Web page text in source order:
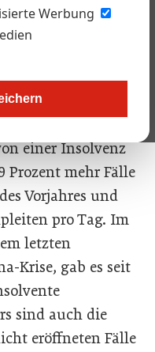
Werbung
legen leicht zu.
in den
erhöht.
einer Insolvenz
Prozent mehr Fälle
Vorjahres und
pro Tag. Im
letzten
Krise, gab es seit
sind auch die
eröffneten Fälle